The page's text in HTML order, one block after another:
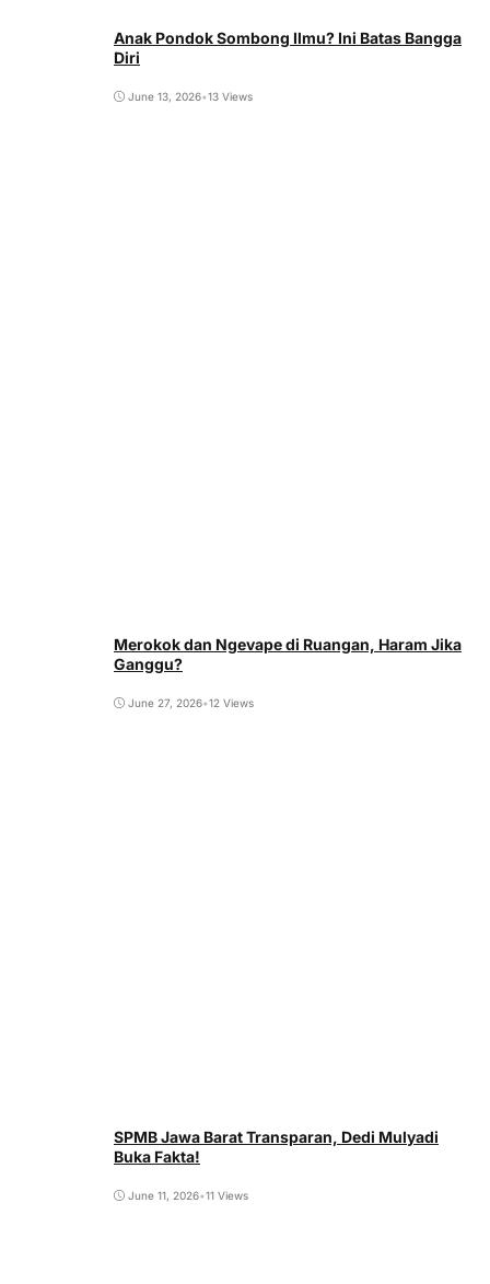
Anak Pondok Sombong Ilmu? Ini Batas Bangga
Diri
June 13, 2026•13 Views
Merokok dan Ngevape di Ruangan, Haram Jika
Ganggu?
June 27, 2026•12 Views
SPMB Jawa Barat Transparan, Dedi Mulyadi
Buka Fakta!
June 11, 2026•11 Views